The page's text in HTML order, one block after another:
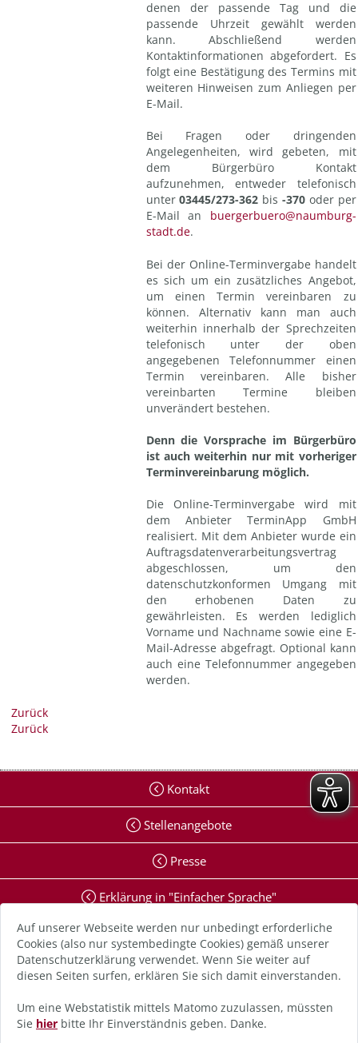
Auf unserer Webseite werden nur unbedingt erforderliche
Cookies (also nur systembedingte Cookies) gemäß unserer
Datenschutzerklärung verwendet. Wenn Sie weiter auf
diesen Seiten surfen, erklären Sie sich damit einverstanden.
Um eine Webstatistik mittels Matomo zuzulassen, müssten
Sie hier bitte Ihr Einverständnis geben. Danke.
denen der passende Tag und die
passende Uhrzeit gewählt werden
kann. Abschließend werden
Kontaktinformationen abgefordert. Es
folgt eine Bestätigung des Termins mit
weiteren Hinweisen zum Anliegen per
E-Mail.
Bei Fragen oder dringenden
Angelegenheiten, wird gebeten, mit
dem Bürgerbüro Kontakt
aufzunehmen, entweder telefonisch
unter03445/273-362 bis -370 oder per
E-Mail an buergerbuero@naumburg-
stadt.de.
Bei der Online-Terminvergabe handelt
es sich um ein zusätzliches Angebot,
um einen Termin vereinbaren zu
können. Alternativ kann man auch
weiterhin innerhalb der Sprechzeiten
telefonisch unter der oben
angegebenen Telefonnummer einen
Termin vereinbaren. Alle bisher
vereinbarten Termine bleiben
unverändert bestehen.
Denn die Vorsprache im Bürgerbüro
ist auch weiterhin nur mit vorheriger
Terminvereinbarung möglich.
Die Online-Terminvergabe wird mit
dem Anbieter TerminApp GmbH
realisiert. Mit dem Anbieter wurde ein
Auftragsdatenverarbeitungsvertrag
abgeschlossen, um den
datenschutzkonformen Umgang mit
den erhobenen Daten zu
gewährleisten. Es werden lediglich
Vorname und Nachname sowie eine E-
Mail-Adresse abgefragt. Optional kann
auch eine Telefonnummer angegeben
werden.
Zurück
Zurück
Kontakt
Stellenangebote
Presse
Erklärung in "Einfacher Sprache"
Erklärung zur Barrierefreiheit
Digitale Barriere melden
Impressum